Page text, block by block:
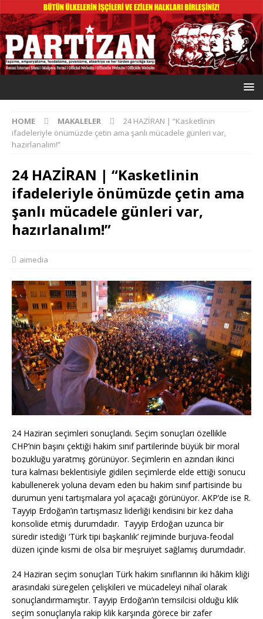
HOME MAKALELER
24 HAZİRAN | “Kasketlinin
ifadeleriyle önümüzde çetin ama şanlı mücadele günleri var,
hazırlanalım!”
24 HAZİRAN | “Kasketlinin
ifadeleriyle önümüzde çetin ama
şanlı mücadele günleri var,
hazırlanalım!”
aimedia
24 Haziran seçimleri sonuçlandı. Seçim sonuçları özellikle
CHP’nin başını çektiği hakim sınıf partilerinde büyük bir moral
bozukluğu yaratmış görünüyor. Seçimlerin en azından ikinci
tura kalması beklentisiyle gidilen seçimlerde elde ettiği sonucu
kabullenerek yoluna devam eden bu hakim sınıf partisinde bu
durumun yeni tartışmalara yol açacağı görünüyor. AKP’de ise R.
Tayyip Erdoğan’ın tartışmasız liderliği kendisini bir kez daha
konsolide etmiş durumdadır. Tayyip Erdoğan uzunca bir
süredir istediği ‘Türk tipi başkanlık’ rejiminde burjuva-feodal
düzen içinde kısmi de olsa bir meşruiyet sağlamış durumdadır.
24 Haziran seçim sonuçları Türk hakim sınıflarının iki hâkim kliği
arasındaki süregelen çelişkileri ve mücadeleyi nihaî olarak
sonuçlandırmamıştır. Tayyip Erdoğan’ın temsilcisi olduğu klik
seçim sonuçlarıyla rakip klik karşında görece bir zafer